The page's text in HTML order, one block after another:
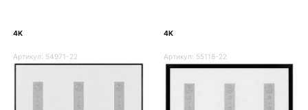
4K
Артикул: 54971-22
4K
Артикул: 55118-22